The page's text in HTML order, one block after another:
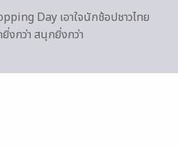
Day เอาใจนักช้อปชาวไทย
งกว่า สนุกยิ่งกว่า